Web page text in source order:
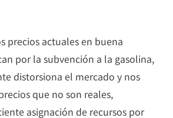
precios actuales en buena
por la subvención a la gasolina,
distorsiona el mercado y nos
que no son reales,
asignación de recursos por